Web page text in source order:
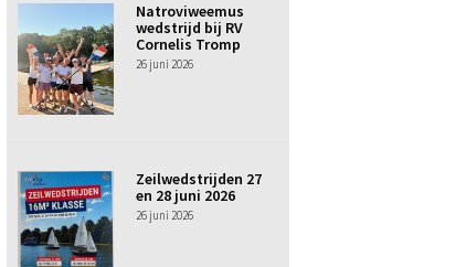
Natroviweemus
wedstrijd bij RV
Cornelis Tromp
26 juni 2026
Zeilwedstrijden 27
en 28 juni 2026
26 juni 2026